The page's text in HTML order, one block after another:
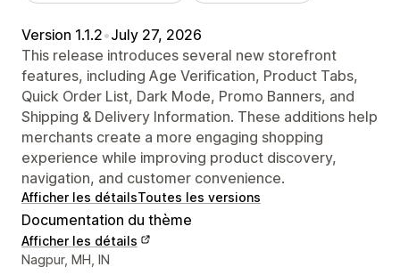
Version 1.1.2•July 27, 2026
This release introduces several new storefront
features, including Age Verification, Product Tabs,
Quick Order List, Dark Mode, Promo Banners, and
Shipping & Delivery Information. These additions help
merchants create a more engaging shopping
experience while improving product discovery,
navigation, and customer convenience.
Afficher les détailsToutes les versions
Documentation du thème
Afficher les détails
Coordonnées du concepteur
Nagpur, MH, IN